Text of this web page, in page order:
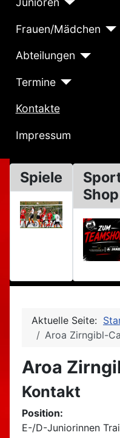
Frauen/Mädchen
Abteilungen
Termine
Kontakte
Impressum
Spiele
Shop
Aktuelle Seite:
Aroa Zirngibl-
Aroa
Kontakt
Position:
E-/D-Juniorinnen